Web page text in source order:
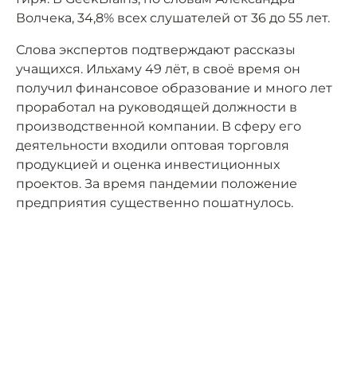
Волчека, 34,8% всех слушателей от 36 до 55 лет.
Слова экспертов подтверждают рассказы
учащихся. Ильхаму 49 лёт, в своё время он
получил финансовое образование и много лет
проработал на руководящей должности в
производственной компании. В сферу его
деятельности входили оптовая торговля
продукцией и оценка инвестиционных
проектов. За время пандемии положение
предприятия существенно пошатнулось.